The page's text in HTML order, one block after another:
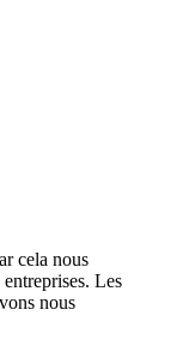
cela nous
Les
nous